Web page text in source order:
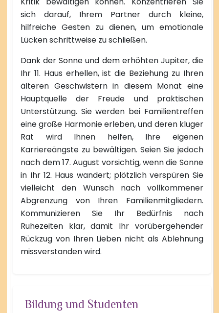
sich darauf, Ihrem Partner durch kleine,
hilfreiche Gesten zu dienen, um emotionale
Lücken schrittweise zu schließen.
Dank der Sonne und dem erhöhten Jupiter, die
Ihr 11. Haus erhellen, ist die Beziehung zu Ihren
älteren Geschwistern in diesem Monat eine
Hauptquelle der Freude und praktischen
Unterstützung. Sie werden bei Familientreffen
eine große Harmonie erleben, und deren kluger
Rat wird Ihnen helfen, Ihre eigenen
Karriereängste zu bewältigen. Seien Sie jedoch
nach dem 17. August vorsichtig, wenn die Sonne
in Ihr 12. Haus wandert; plötzlich verspüren Sie
vielleicht den Wunsch nach vollkommener
Abgrenzung von Ihren Familienmitgliedern.
Kommunizieren Sie Ihr Bedürfnis nach
Ruhezeiten klar, damit Ihr vorübergehender
Rückzug von Ihren Lieben nicht als Ablehnung
missverstanden wird.
Bildung und Studenten